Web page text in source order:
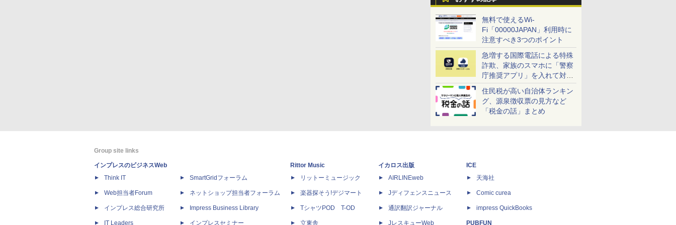
無料で使えるWi-
Fi「00000JAPAN」利用時に
注意すべき3つのポイント
急増する国際電話による特殊
詐欺、家族のスマホに「警察
庁推奨アプリ」を入れて対策
しよう！
住民税が高い自治体ランキン
グ、源泉徴収票の見方など
「税金の話」まとめ
Group site links
インプレスのビジネスWeb
Think IT
Web担当者Forum
インプレス総合研究所
IT Leaders
SmartGridフォーラム
ネットショップ担当者フォーラム
Impress Business Library
インプレスセミナー
Rittor Music
リットーミュージック
楽器探そう!デジマート
TシャツPOD T-OD
立東舎
イカロス出版
AIRLINEweb
Jディフェンスニュース
通訳翻訳ジャーナル
JレスキューWeb
ICE
天海社
Comic curea
impress QuickBooks
PUBFUN